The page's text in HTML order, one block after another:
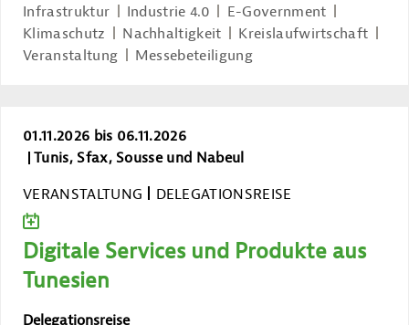
Infrastruktur
Industrie 4.0
E-Government
Klimaschutz
Nachhaltigkeit
Kreislaufwirtschaft
Veranstaltung
Messebeteiligung
Digitale Services und Produkte aus
01.11.2026 bis 06.11.2026
Tunis, Sfax, Sousse und Nabeul
VERANSTALTUNG
DELEGATIONSREISE
ZUM KALENDER HINZUFÜGEN
Digitale Services und Produkte aus
Tunesien
Delegationsreise